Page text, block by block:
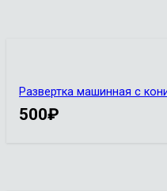
Развертка машинная с
500₽